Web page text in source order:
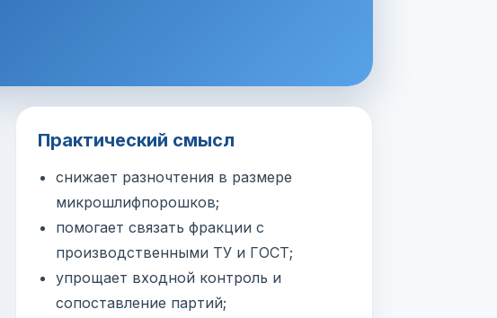
Практический смысл
снижает разночтения в размере
микрошлифпорошков;
помогает связать фракции с
производственными ТУ и ГОСТ;
упрощает входной контроль и
сопоставление партий;